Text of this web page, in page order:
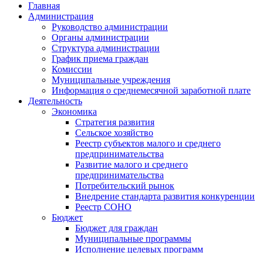
Главная
Администрация
Руководство администрации
Органы администрации
Структура администрации
График приема граждан
Комиссии
Муниципальные учреждения
Информация о среднемесячной заработной плате
Деятельность
Экономика
Стратегия развития
Сельское хозяйство
Реестр субъектов малого и среднего
предпринимательства
Развитие малого и среднего
предпринимательства
Потребительский рынок
Внедрение стандарта развития конкуренции
Реестр СОНО
Бюджет
Бюджет для граждан
Муниципальные программы
Исполнение целевых программ